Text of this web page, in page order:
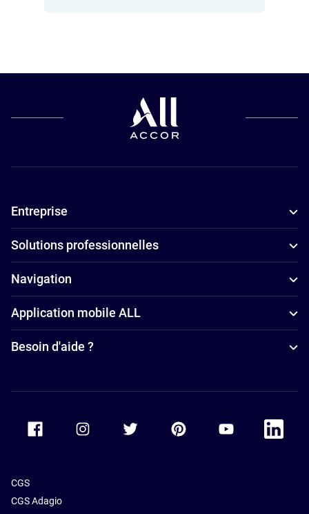
Entreprise
Solutions professionnelles
Navigation
Application mobile ALL
Besoin d'aide ?
Accor Facebook Accor TwitterAccor PinterestAccor Youtube
Accor
CGS
CGS Adagio